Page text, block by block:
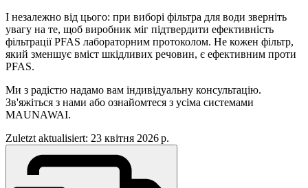
І незалежно від цього: при виборі фільтра для води зверніть
увагу на те, щоб виробник міг підтвердити ефективність
фільтрації PFAS лабораторним протоколом. Не кожен фільтр,
який зменшує вміст шкідливих речовин, є ефективним проти
PFAS.
Ми з радістю надамо вам індивідуальну консультацію.
Зв'яжіться з нами або ознайомтеся з усіма системами
MAUNAWAI.
Zuletzt aktualisiert: 23 квітня 2026 р.